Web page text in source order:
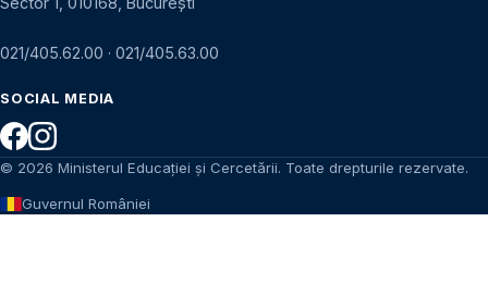
021/405.62.00 · 021/405.63.00
SOCIAL MEDIA
© 2026 Ministerul Educației și Cercetării. Toate drepturile rezervate.
Guvernul României